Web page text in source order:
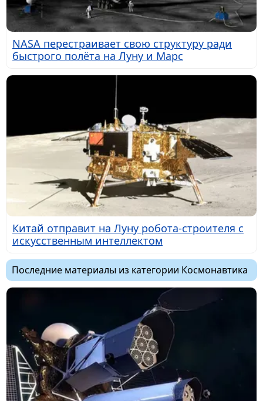
NASA перестраивает свою структуру ради
быстрого полёта на Луну и Марс
Китай отправит на Луну робота-строителя с
искусственным интеллектом
Последние материалы из категории Космонавтика